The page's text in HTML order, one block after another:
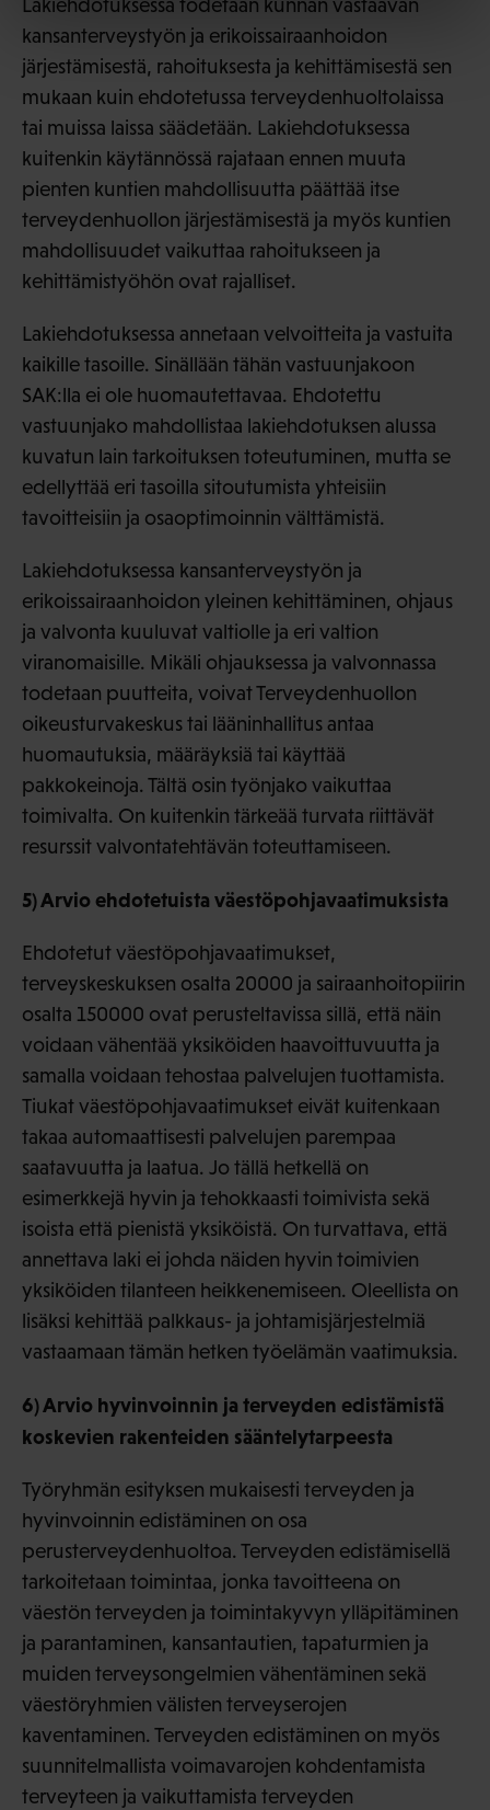
Lakiehdotuksessa todetaan kunnan vastaavan
kansanterveystyön ja erikoissairaanhoidon
järjestämisestä, rahoituksesta ja kehittämisestä sen
mukaan kuin ehdotetussa terveydenhuoltolaissa
tai muissa laissa säädetään. Lakiehdotuksessa
kuitenkin käytännössä rajataan ennen muuta
pienten kuntien mahdollisuutta päättää itse
terveydenhuollon järjestämisestä ja myös kuntien
mahdollisuudet vaikuttaa rahoitukseen ja
kehittämistyöhön ovat rajalliset.
Lakiehdotuksessa annetaan velvoitteita ja vastuita
kaikille tasoille. Sinällään tähän vastuunjakoon
SAK:lla ei ole huomautettavaa. Ehdotettu
vastuunjako mahdollistaa lakiehdotuksen alussa
kuvatun lain tarkoituksen toteutuminen, mutta se
edellyttää eri tasoilla sitoutumista yhteisiin
tavoitteisiin ja osaoptimoinnin välttämistä.
Lakiehdotuksessa kansanterveystyön ja
erikoissairaanhoidon yleinen kehittäminen, ohjaus
ja valvonta kuuluvat valtiolle ja eri valtion
viranomaisille. Mikäli ohjauksessa ja valvonnassa
todetaan puutteita, voivat Terveydenhuollon
oikeusturvakeskus tai lääninhallitus antaa
huomautuksia, määräyksiä tai käyttää
pakkokeinoja. Tältä osin työnjako vaikuttaa
toimivalta. On kuitenkin tärkeää turvata riittävät
resurssit valvontatehtävän toteuttamiseen.
5) Arvio ehdotetuista väestöpohjavaatimuksista
Ehdotetut väestöpohjavaatimukset,
terveyskeskuksen osalta 20000 ja sairaanhoitopiirin
osalta 150000 ovat perusteltavissa sillä, että näin
voidaan vähentää yksiköiden haavoittuvuutta ja
samalla voidaan tehostaa palvelujen tuottamista.
Tiukat väestöpohjavaatimukset eivät kuitenkaan
takaa automaattisesti palvelujen parempaa
saatavuutta ja laatua. Jo tällä hetkellä on
esimerkkejä hyvin ja tehokkaasti toimivista sekä
isoista että pienistä yksiköistä. On turvattava, että
annettava laki ei johda näiden hyvin toimivien
yksiköiden tilanteen heikkenemiseen. Oleellista on
lisäksi kehittää palkkaus- ja johtamisjärjestelmiä
vastaamaan tämän hetken työelämän vaatimuksia.
6) Arvio hyvinvoinnin ja terveyden edistämistä
koskevien rakenteiden sääntelytarpeesta
Työryhmän esityksen mukaisesti terveyden ja
hyvinvoinnin edistäminen on osa
perusterveydenhuoltoa. Terveyden edistämisellä
tarkoitetaan toimintaa, jonka tavoitteena on
väestön terveyden ja toimintakyvyn ylläpitäminen
ja parantaminen, kansantautien, tapaturmien ja
muiden terveysongelmien vähentäminen sekä
väestöryhmien välisten terveyserojen
kaventaminen. Terveyden edistäminen on myös
suunnitelmallista voimavarojen kohdentamista
terveyteen ja vaikuttamista terveyden